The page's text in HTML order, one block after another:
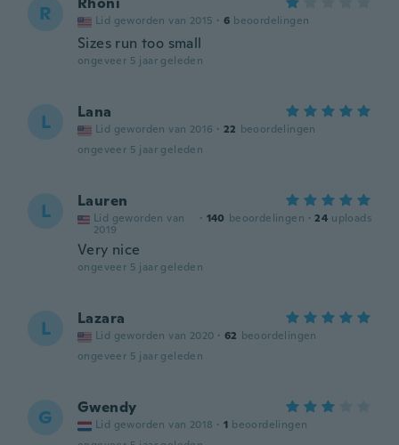
R Lid geworden van 2015 · 6 beoordelingen
Sizes run too small
ongeveer 5 jaar geleden
L Lana
Lid geworden van 2016 · 22 beoordelingen
ongeveer 5 jaar geleden
L Lauren
Lid geworden van
2019
· 140 beoordelingen · 24 uploads
Very nice
ongeveer 5 jaar geleden
L Lazara
Lid geworden van 2020 · 62 beoordelingen
ongeveer 5 jaar geleden
G Gwendy
Lid geworden van 2018 · 1 beoordelingen